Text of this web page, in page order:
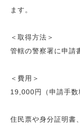
ます。
＜取得方法＞
管轄の警察署に申請
＜費用＞
19,000円（申請手数
住民票や身分証明書